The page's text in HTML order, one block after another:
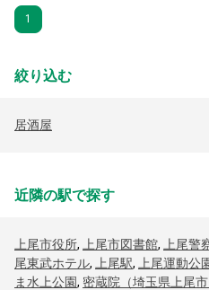
1
絞り込む
居酒屋
近隣の駅で探す
上尾市役所, 上尾市図書館, 上尾警
尾東武ホテル, 上尾駅, 上尾運動公
ま水上公園, 密蔵院（埼玉県上尾市